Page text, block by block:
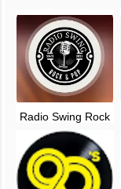
Radio Swing Rock
and Pop - Lima